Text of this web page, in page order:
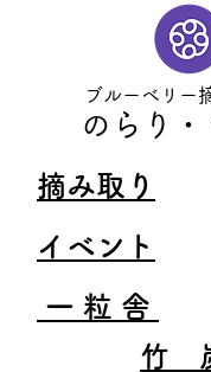
ブルーベリー
のらり・
​摘み取り
イベント
​一 粒 舎
竹